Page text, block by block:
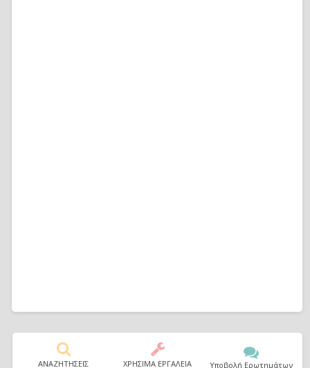
ΑΝΑΖΗΤΗΣΕΙΣ ΧΡΗΣΙΜΑ ΕΡΓΑΛΕΙΑ Υποβολή Ερωτημάτων